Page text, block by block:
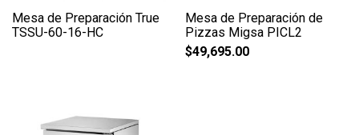
Mesa de Preparación True
TSSU-60-16-HC
Mesa de Preparación de
Pizzas Migsa PICL2
$49,695.00